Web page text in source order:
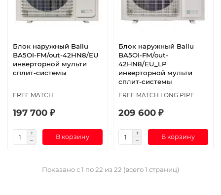
Блок наружный Ballu
BA5OI-FM/out-42HN8/EU
инверторной мульти
сплит-системы
FREE MATCH
197 700 ₽
В корзину
Блок наружный Ballu
BA5OI-FM/out-
42HN8/EU_LP
инверторной мульти
сплит-системы
FREE MATCH LONG PIPE
209 600 ₽
В корзину
Показано с 1 по 22 из 22 (всего 1 страниц)